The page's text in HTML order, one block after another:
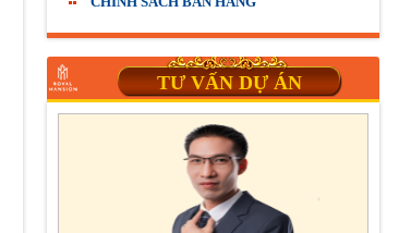
TƯ VẤN DỰ ÁN